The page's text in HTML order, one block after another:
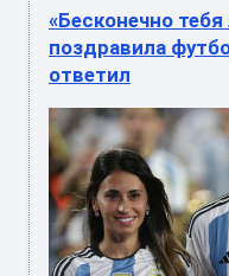
«Бесконечно
поздравила
ответил